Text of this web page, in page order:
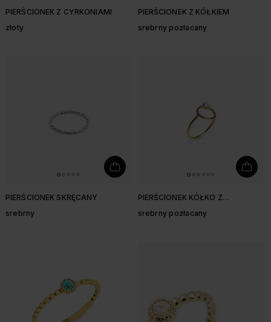
PIERŚCIONEK Z CYRKONIAMI
złoty
PIERŚCIONEK Z KÓŁKIEM
srebrny pozłacany
PIERŚCIONEK SKRĘCANY
srebrny
PIERŚCIONEK KÓŁKO Z
srebrny pozłacany